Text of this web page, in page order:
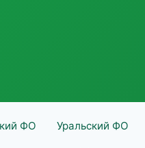
ФО Уральский ФО